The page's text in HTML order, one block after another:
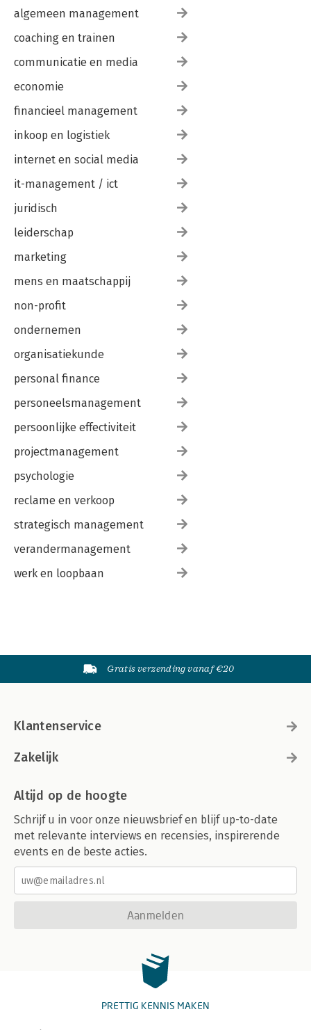
algemeen management
coaching en trainen
communicatie en media
economie
financieel management
inkoop en logistiek
internet en social media
it-management / ict
juridisch
leiderschap
marketing
mens en maatschappij
non-profit
ondernemen
organisatiekunde
personal finance
personeelsmanagement
persoonlijke effectiviteit
projectmanagement
psychologie
reclame en verkoop
strategisch management
verandermanagement
werk en loopbaan
Gratis verzending vanaf €20
Klantenservice
Zakelijk
Altijd op de hoogte
Schrijf u in voor onze nieuwsbrief en blijf up-to-date
met relevante interviews en recensies, inspirerende
events en de beste acties.
Aanmelden
PRETTIG KENNIS MAKEN